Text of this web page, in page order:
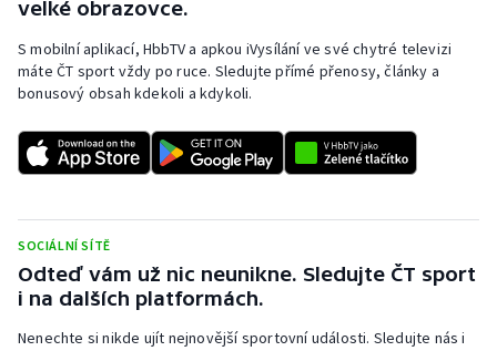
velké obrazovce.
S mobilní aplikací, HbbTV a apkou iVysílání ve své chytré televizi
máte ČT sport vždy po ruce. Sledujte přímé přenosy, články a
bonusový obsah kdekoli a kdykoli.
SOCIÁLNÍ SÍTĚ
Odteď vám už nic neunikne. Sledujte ČT sport
i na dalších platformách.
Nenechte si nikde ujít nejnovější sportovní události. Sledujte nás i